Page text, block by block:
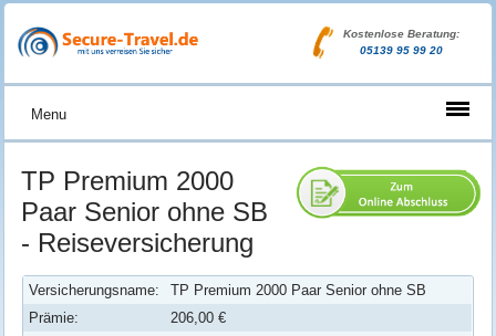
Kostenlose Beratung:
05139 95 99 20
Menu
TP Premium 2000
Paar Senior ohne SB
- Reiseversicherung
Versicherungsname:
TP Premium 2000 Paar Senior ohne SB
Prämie:
206,00 €